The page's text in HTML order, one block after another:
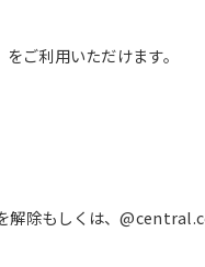
ご利用いただけます。
解除もしくは、